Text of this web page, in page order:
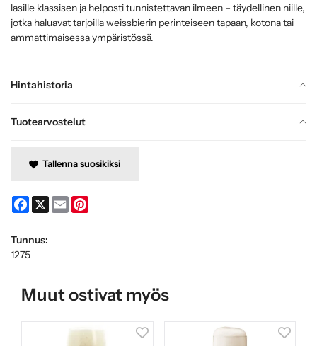
Hintahistoria
Tuotearvostelut
lasille klassisen ja helposti tunnistettavan ilmeen – täydellinen niille,
jotka haluavat tarjoilla weissbierin perinteiseen tapaan, kotona tai
ammattimaisessa ympäristössä.
Tallenna suosikiksi
Facebook
X Email
Tunnus:
1275
Muut ostivat myös